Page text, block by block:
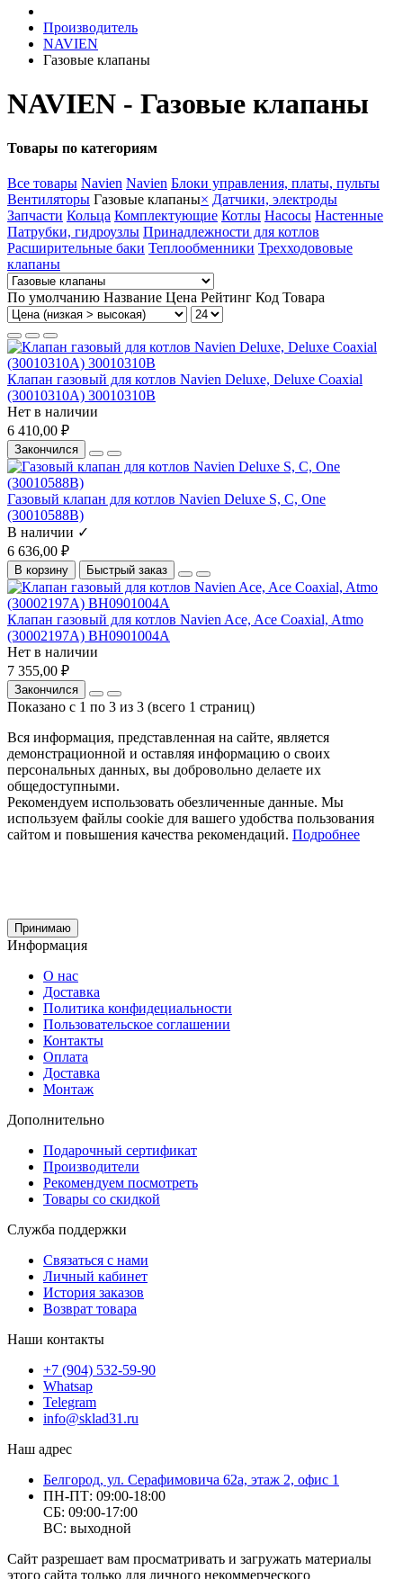
Производитель
NAVIEN
Газовые клапаны
NAVIEN - Газовые клапаны
Товары по категориям
Все товары Navien Navien Блоки управления, платы, пульты
Вентиляторы Газовые клапаны× Датчики, электроды
Запчасти Кольца Комплектующие Котлы Насосы Настенные
Патрубки, гидроузлы Принадлежности для котлов
Расширительные баки Теплообменники Трехходововые
клапаны
По умолчанию Название Цена Рейтинг Код Товара
Клапан газовый для котлов Navien Deluxe, Deluxe Coaxial
(30010310A) 30010310B
Нет в наличии
6 410,00 ₽
Закончился
Газовый клапан для котлов Navien Deluxe S, C, One
(30010588B)
В наличии ✓
6 636,00 ₽
В корзину Быстрый заказ
Клапан газовый для котлов Navien Ace, Ace Coaxial, Atmo
(30002197A) BH0901004A
Нет в наличии
7 355,00 ₽
Закончился
Показано с 1 по 3 из 3 (всего 1 страниц)
Вся информация, представленная на сайте, является
демонстрационной и оставляя информацию о своих
персональных данных, вы добровольно делаете их
общедоступными.
Рекомендуем использовать обезличенные данные. Мы
используем файлы cookie для вашего удобства пользования
сайтом и повышения качества рекомендаций. Подробнее
Принимаю
Информация
О нас
Доставка
Политика конфидециальности
Пользовательское соглашении
Контакты
Оплата
Доставка
Монтаж
Дополнительно
Подарочный сертификат
Производители
Рекомендуем посмотреть
Товары со скидкой
Служба поддержки
Связаться с нами
Личный кабинет
История заказов
Возврат товара
Наши контакты
+7 (904) 532-59-90
Whatsap
Telegram
info@sklad31.ru
Наш адрес
Белгород, ул. Серафимовича 62а, этаж 2, офис 1
ПН-ПТ: 09:00-18:00
СБ: 09:00-17:00
ВС: выходной
Сайт разрешает вам просматривать и загружать материалы
этого сайта только для личного некоммерческого